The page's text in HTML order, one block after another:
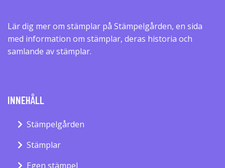
Lär dig mer om stämplar på Stämpelgården, en sida
med information om stämplar, deras historia och
samlande av stämplar.
INNEHÅLL
Stämpelgården
Stämplar
Egen stämpel